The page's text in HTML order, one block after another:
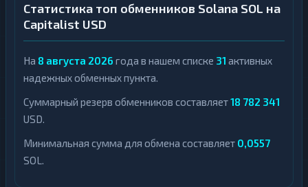
Статистика топ обменников Solana SOL на
Capitalist USD
На 8 августа 2026 года в нашем списке 31 активных
надежных обменных пункта.
Суммарный резерв обменников составляет18 782 341
USD.
Минимальная сумма для обмена составляет 0,0557
SOL.